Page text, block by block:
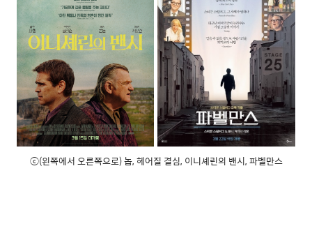
ⓒ(왼쪽에서 오른쪽으로) 놉, 헤어질 결심, 이니셰린의 밴시, 파벨만스